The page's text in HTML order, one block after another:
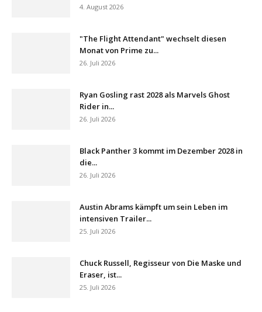
4. August 2026
"The Flight Attendant" wechselt diesen
Monat von Prime zu...
26. Juli 2026
Ryan Gosling rast 2028 als Marvels Ghost
Rider in...
26. Juli 2026
Black Panther 3 kommt im Dezember 2028 in
die...
26. Juli 2026
Austin Abrams kämpft um sein Leben im
intensiven Trailer...
25. Juli 2026
Chuck Russell, Regisseur von Die Maske und
Eraser, ist...
25. Juli 2026